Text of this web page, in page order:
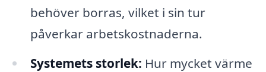
behöver borras, vilket i sin tur
påverkar arbetskostnaderna.
Systemets storlek: Hur mycket värme